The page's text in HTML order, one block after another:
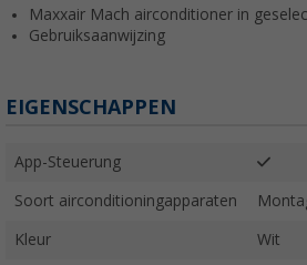
Maxxair Mach airconditioner in
Gebruiksaanwijzing
EIGENSCHAPPEN
App-Steuerung
Soort airconditioningapparaten
Kleur Wit